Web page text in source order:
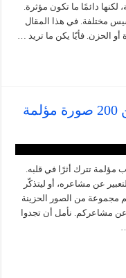
لكنها دائمًا ما تكون مؤثرة.
مختلفة. في هذا المقال
الحزن. فأيّا يكن ما تريد …
صور حزينة جدا 2024 – اكثر من 200 صورة مؤلمة
مؤلمة تترك أثرًا في قلبه.
عن مشاعره، أو ليتذكّر
مجموعة من الصور الحزينة
عن مشاعركم. نأمل أن تجدوا